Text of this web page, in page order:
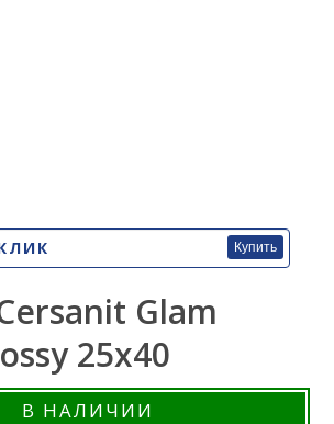
Купить
Glam
25x40
В НАЛИЧИИ